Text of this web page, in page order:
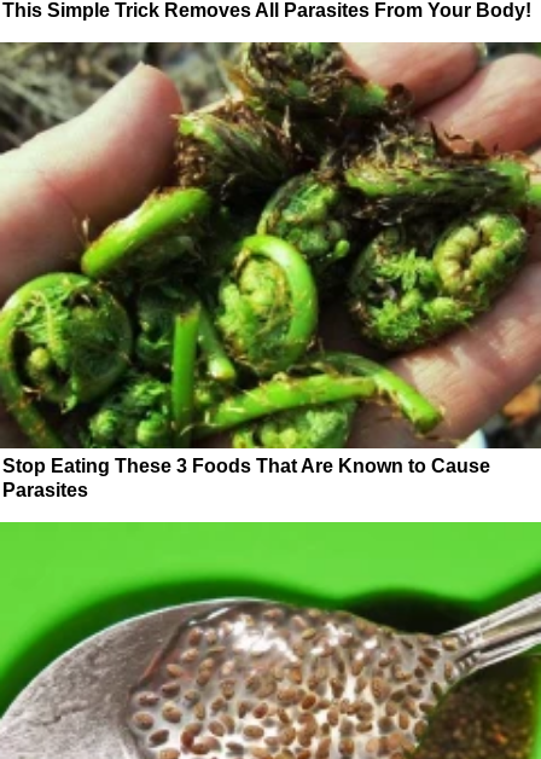
This Simple Trick Removes All Parasites From Your Body!
Stop Eating These 3 Foods That Are Known to Cause
Parasites